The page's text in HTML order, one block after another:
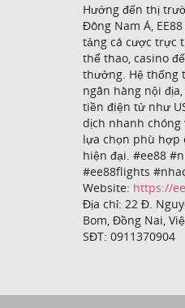
Hướng đến thị
Đông Nam Á,
tảng cá cược trực
thể thao, casino
thưởng. Hệ thống
ngân hàng nội
tiền điện tử như
dịch nhanh
lựa chọn phù hợp
hiện đại. #ee88
#ee88flights
Website: https://
Địa chỉ: 22 Đ.
Bom, Đồng Nai,
SĐT: 0911370904